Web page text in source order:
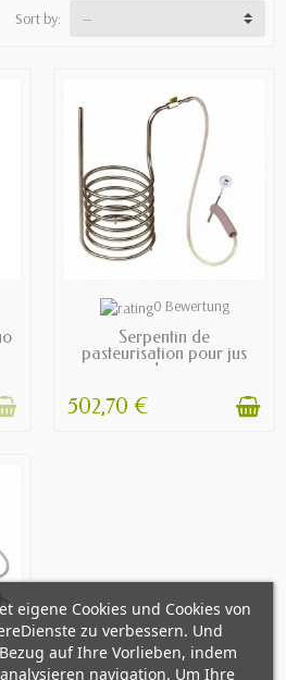
Sort by:
EXPÉDIÉ SOUS 1 SEMAINE
0 Bewertung
Serpentin de
pasteurisation pour jus
de...
502,70 €
eigene Cookies und Cookies von
zu verbessern. Und
auf Ihre Vorlieben, indem
navigation. Um Ihre